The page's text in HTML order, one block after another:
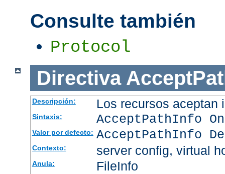
Consulte también
Protocol
Directiva
Descripción: Los recursos aceptan
Sintaxis: AcceptPathInfo
Valor por defecto: AcceptPathInfo
Contexto: server config, virtual
Anula: FileInfo